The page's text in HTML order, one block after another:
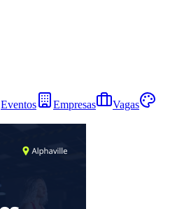
Eventos Empresas
Vagas